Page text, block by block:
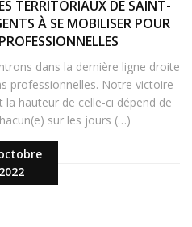
2022
TERRITORIAUX DE SAINT-
À SE MOBILISER POUR
dans la dernière ligne droite
professionnelles. Notre victoire
hauteur de celle-ci dépend de
sur les jours (…)